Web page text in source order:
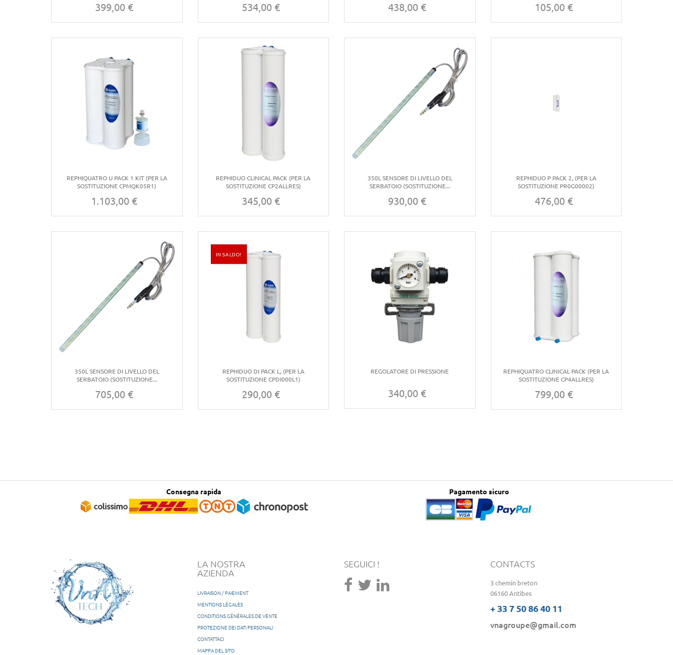
Prezzo
399,00 € Prezzo
534,00 € Prezzo
438,00 € Prezzo
105,00 €
REPHIQUATRO U PACK 1 KIT (PER LA
SOSTITUZIONE CPMQK05R1)
Prezzo
1.103,00 €
REPHIDUO CLINICAL PACK (PER LA
SOSTITUZIONE CP2ALLRES)
Prezzo
345,00 €
350L SENSORE DI LIVELLO DEL
SERBATOIO (SOSTITUZIONE...
Prezzo
930,00 €
REPHIDUO P PACK 2, (PER LA
SOSTITUZIONE PR0G00002)
Prezzo
476,00 €
350L SENSORE DI LIVELLO DEL
SERBATOIO (SOSTITUZIONE...
Prezzo
705,00 €
IN SALDO!
REPHIDUO DI PACK L, (PER LA
SOSTITUZIONE CPDI000L1)
Prezzo
290,00 €
REGOLATORE DI PRESSIONE
Prezzo
340,00 €
REPHIQUATRO CLINICAL PACK (PER LA
SOSTITUZIONE CP4ALLRES)
Prezzo
799,00 €
Consegna rapida Pagamento sicuro
LA NOSTRA
AZIENDA
LIVRAISON / PAIEMENT
MENTIONS LÉGALES
CONDITIONS GÉNÉRALES DE VENTE
PROTEZIONE DEI DATI PERSONALI
CONTATTACI
MAPPA DEL SITO
SEGUICI ! CONTACTS
3 chemin breton
06160 Antibes
+ 33 7 50 86 40 11
vnagroupe@gmail.com